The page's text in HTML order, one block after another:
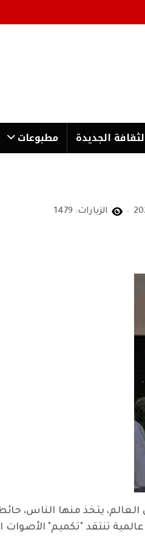
الجدیدة مطبوعات
الزيارات: 1479
يتخذ منها الناس،
تنتقد "تكميم" الأصوات